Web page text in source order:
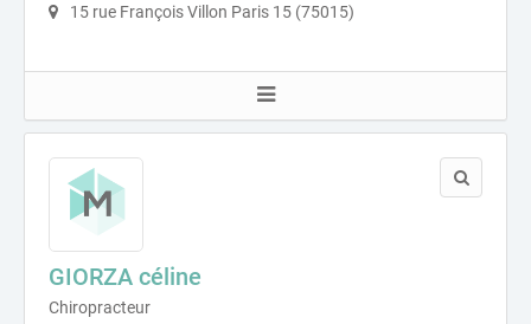
15 rue François Villon Paris 15 (75015)
GIORZA céline
Chiropracteur